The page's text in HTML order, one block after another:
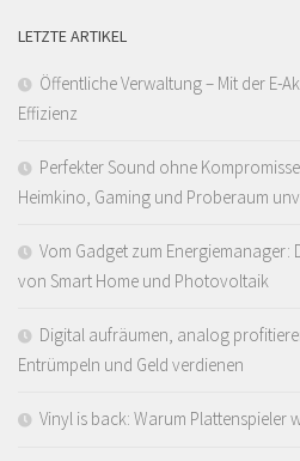
LETZTE ARTIKEL
Öffentliche Verwaltung – Mit der E-
Effizienz
Perfekter Sound ohne
Heimkino, Gaming und Proberaum
Vom Gadget zum Energiemanager:
von Smart Home und Photovoltaik
Digital aufräumen, analog
Entrümpeln und Geld verdienen
Vinyl is back: Warum Plattenspieler